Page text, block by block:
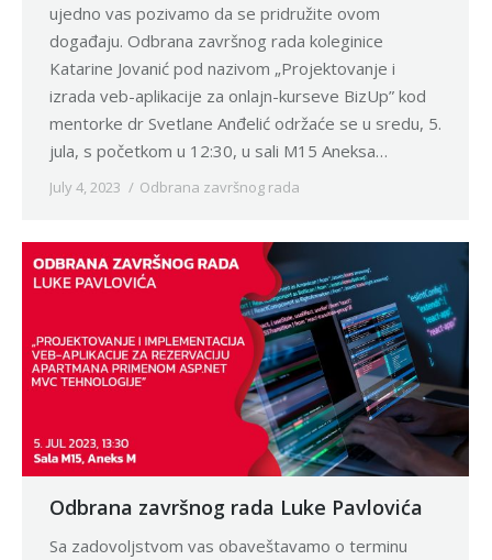
ujedno vas pozivamo da se pridružite ovom
događaju. Odbrana završnog rada koleginice
Katarine Jovanić pod nazivom „Projektovanje i
izrada veb-aplikacije za onlajn-kurseve BizUp” kod
mentorke dr Svetlane Anđelić održaće se u sredu, 5.
jula, s početkom u 12:30, u sali M15 Aneksa…
July 4, 2023 Odbrana završnog rada
Odbrana završnog rada Luke Pavlovića
Sa zadovoljstvom vas obaveštavamo o terminu